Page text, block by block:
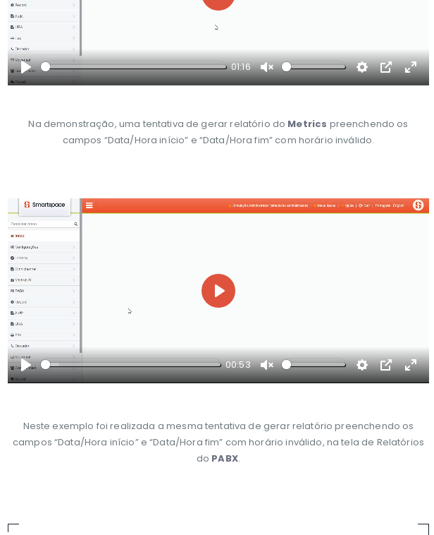
Play
01:16
Unmute Settings
PIP Enter
Play
Na demonstração, uma tentativa de gerar relatório do Metrics preenchendo os
campos “Data/Hora início” e “Data/Hora fim” com horário inválido.
Play
00:53
Unmute Settings
PIP Enter
Play
Neste exemplo foi realizada a mesma tentativa de gerar relatório preenchendo os
campos “Data/Hora início” e “Data/Hora fim” com horário inválido, na tela de Relatórios
do PABX.